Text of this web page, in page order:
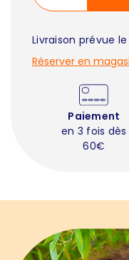
Livraison prévue le
Réserver en
Paiement
en 3 fois dès
60€